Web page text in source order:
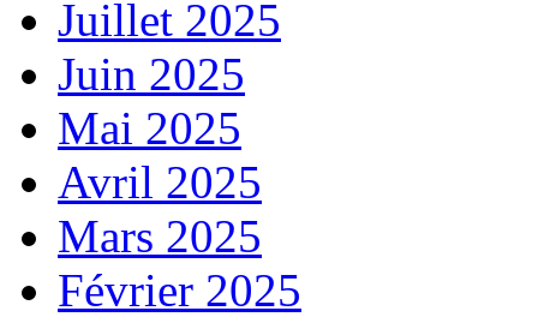
Juillet 2025
Juin 2025
Mai 2025
Avril 2025
Mars 2025
Février 2025